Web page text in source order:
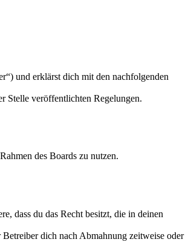
und erklärst dich mit den nachfolgenden
Stelle veröffentlichten Regelungen.
des Boards zu nutzen.
dass du das Recht besitzt, die in deinen
dich nach Abmahnung zeitweise oder